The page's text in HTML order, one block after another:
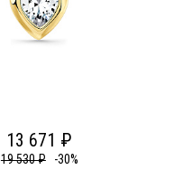
13 671 ₽
19 530 ₽ -30%